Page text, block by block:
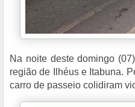
Na noite deste domingo
região de Ilhéus e Itabuna.
carro de passeio colidiram